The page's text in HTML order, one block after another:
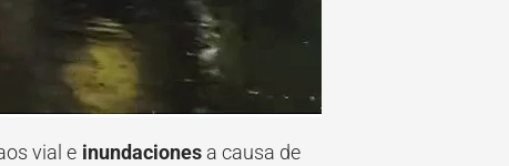
vial e inundacionesa causa de